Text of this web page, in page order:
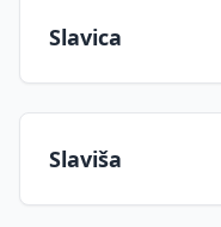
Slavica
Slaviša